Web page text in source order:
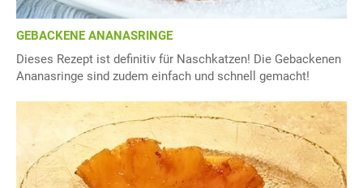
GEBACKENE ANANASRINGE
Dieses Rezept ist definitiv für Naschkatzen! Die Gebackenen
Ananasringe sind zudem einfach und schnell gemacht!